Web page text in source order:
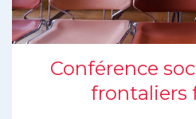
Conférence
frontaliers